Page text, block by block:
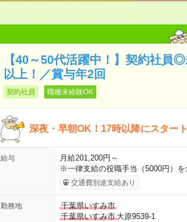
【40～50代活躍中！】契約社
以上！／賞与年2回
契約社員 職種未経験OK
深夜・早朝OK！17時以降にスター
給与
月給201,200円～
※一律支給の役職手当（5000円）
交通費別途支給あり
勤務地
千葉県いすみ市
千葉県いすみ市大原9539-1